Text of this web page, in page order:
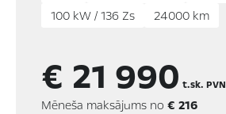
100 kW / 136 Zs
24000 km
€ 21 990t.sk. PVN
Mēneša maksājums no € 216